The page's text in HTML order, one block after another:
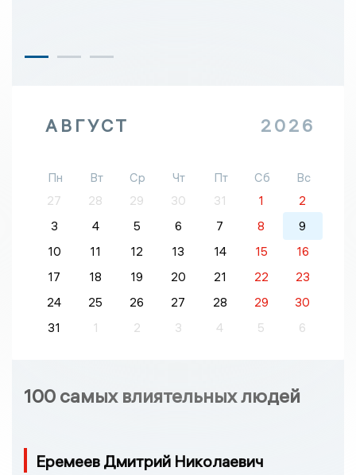
АВГУСТ 2026
Пн Вт Ср Чт Пт Сб
Вс
27
28 29 30 31 1
2
3
4 5 6 7 8
9
10
11 12 13 14 15
16
17
18 19 20 21 22
23
24
25 26 27 28 29
30
31
1 2 3 4 5 6
100 самых влиятельных людей
Еремеев Дмитрий Николаевич